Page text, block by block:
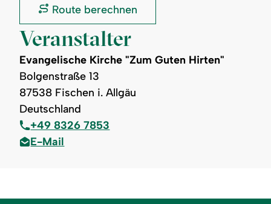
Evangelisches
Fischen:
Route berechnen
Veranstalter
Evangelische Kirche "Zum Guten Hirten"
Bolgenstraße 13
87538 Fischen i. Allgäu
Deutschland
+49 8326 7853
E-Mail